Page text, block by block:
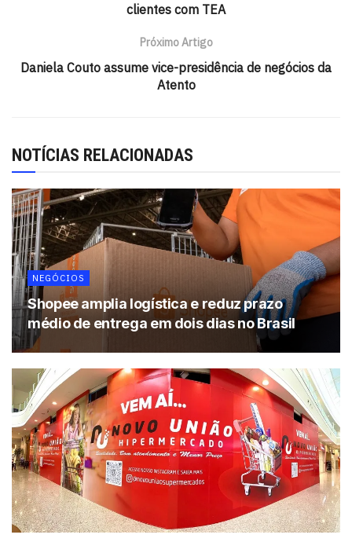
de 2023, o que equivale a cerca de 243 mil unidades a
primeiros meses do ano desde 2012.
Tags: B3 veículos
clientes com TEA
Próximo Artigo
Daniela Couto assume vice-presidência de negócios da
Atento
NOTÍCIAS RELACIONADAS
NEGÓCIOS
Shopee amplia logística e reduz prazo
médio de entrega em dois dias no Brasil